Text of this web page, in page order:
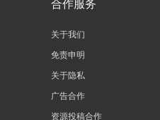
合作服务
关于我们
免责申明
关于隐私
广告合作
资源投稿合作